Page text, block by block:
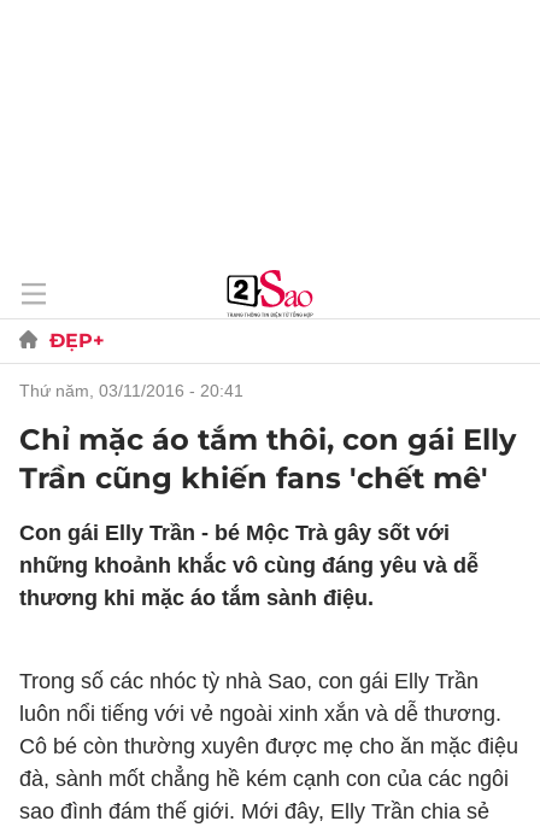
ĐẸP+
thứ năm, 03/11/2016 - 20:41
Chỉ mặc áo tắm thôi, con gái Elly
Trần cũng khiến fans 'chết mê'
Con gái Elly Trần - bé Mộc Trà gây sốt với
những khoảnh khắc vô cùng đáng yêu và dễ
thương khi mặc áo tắm sành điệu.
Trong số các nhóc tỳ nhà Sao, con gái Elly Trần
luôn nổi tiếng với vẻ ngoài xinh xắn và dễ thương.
Cô bé còn thường xuyên được mẹ cho ăn mặc điệu
đà, sành mốt chẳng hề kém cạnh con của các ngôi
sao đình đám thế giới. Mới đây, Elly Trần chia sẻ